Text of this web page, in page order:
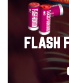
FLASH